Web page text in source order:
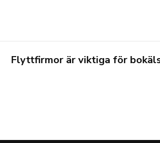
Flyttfirmor är viktiga för